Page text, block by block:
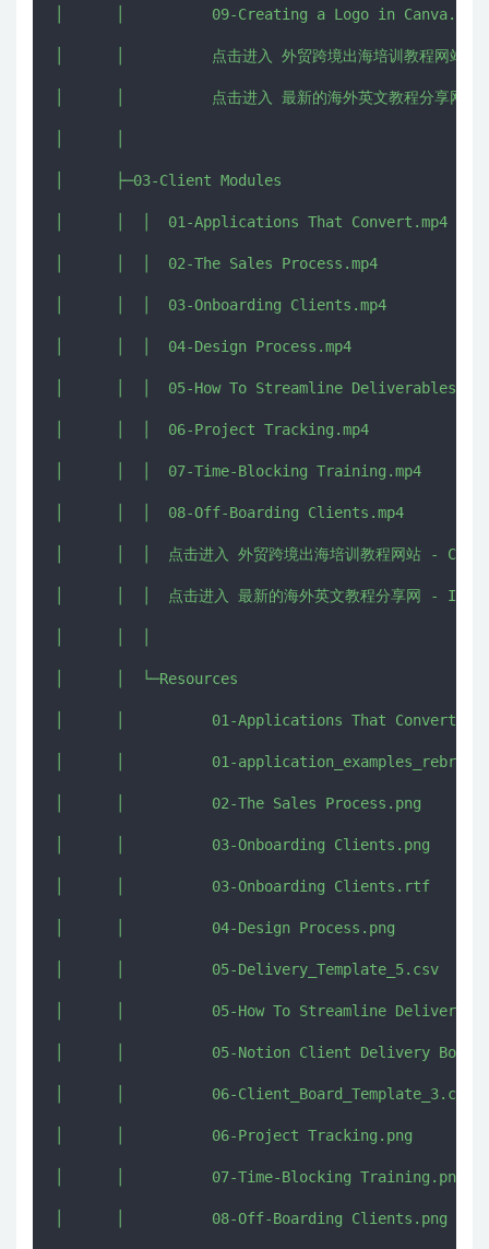
│      │          09-Creating a Logo in Canva.png
│      │          点击进入 外贸跨境出海培训教程网站 -
│      │          点击进入 最新的海外英文教程分享网 -
│      ├─03-Client Modules
│      │  │  01-Applications That Convert.mp4
│      │  │  02-The Sales Process.mp4
│      │  │  03-Onboarding Clients.mp4
│      │  │  04-Design Process.mp4
│      │  │  05-How To Streamline
│      │  │  06-Project Tracking.mp4
│      │  │  07-Time-Blocking Training.mp4
│      │  │  08-Off-Boarding Clients.mp4
│      │  │  点击进入 外贸跨境出海培训教程网站 -
│      │  │  点击进入 最新的海外英文教程分享网 -
│      │  └─Resources
│      │          01-Applications That
│      │          01-
│      │          02-The Sales Process.png
│      │          03-Onboarding Clients.png
│      │          03-Onboarding Clients.rtf
│      │          04-Design Process.png
│      │          05-Delivery_Template_5.csv
│      │          05-How To Streamline
│      │          05-Notion Client Delivery
│      │          06-Client_Board_Template_3.csv
│      │          06-Project Tracking.png
│      │          07-Time-Blocking Training.png
│      │          08-Off-Boarding Clients.png